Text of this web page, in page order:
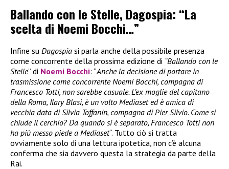
Ballando con le Stelle, Dagospia: “La
scelta di Noemi Bocchi…”
Infine su Dagospia si parla anche della possibile presenza
come concorrente della prossima edizione di “Ballando con le
Stelle” di Noemi Bocchi: “Anche la decisione di portare in
trasmissione come concorrente Noemi Bocchi, compagna di
Francesco Totti, non sarebbe casuale. L’ex moglie del capitano
della Roma, Ilary Blasi, è un volto Mediaset ed è amica di
vecchia data di Silvia Toffanin, compagna di Pier Silvio. Come si
chiude il cerchio? Da quando si è separato, Francesco Totti non
ha più messo piede a Mediaset“. Tutto ciò si tratta
ovviamente solo di una lettura ipotetica, non c’è alcuna
conferma che sia davvero questa la strategia da parte della
Rai.